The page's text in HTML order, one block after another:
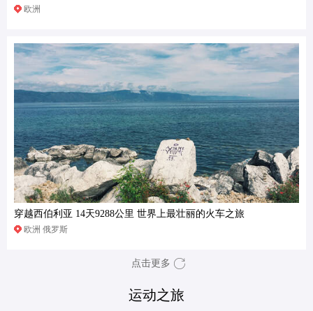
欧洲
穿越西伯利亚 14天9288公里 世界上最壮丽的火车之旅
欧洲 俄罗斯
点击更多
运动之旅